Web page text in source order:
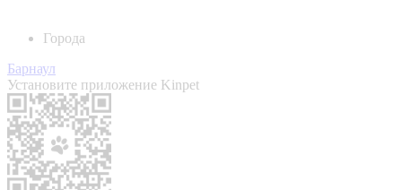
Города
Барнаул
Установите приложение Kinpet